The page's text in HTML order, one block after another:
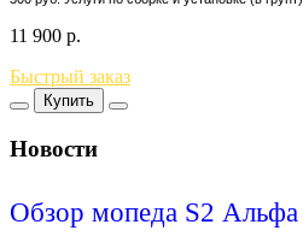
11 900 р.
Быстрый заказ
Купить
Новости
Обзор мопеда S2 Альфа